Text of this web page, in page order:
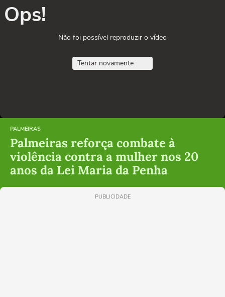
Ops!
Não foi possível reproduzir o vídeo
Tentar novamente
PALMEIRAS
Palmeiras reforça combate à
violência contra a mulher nos 20
anos da Lei Maria da Penha
PUBLICIDADE